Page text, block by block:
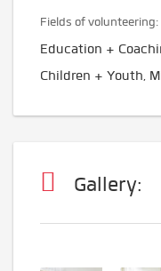
Fields of volunteering:
Education +
Children + Youth,
Gallery: